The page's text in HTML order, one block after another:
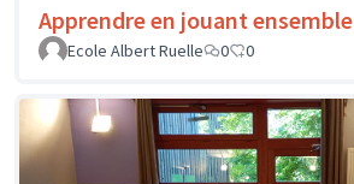
Apprendre en jouant ensemble
Ecole Albert Ruelle
0 0